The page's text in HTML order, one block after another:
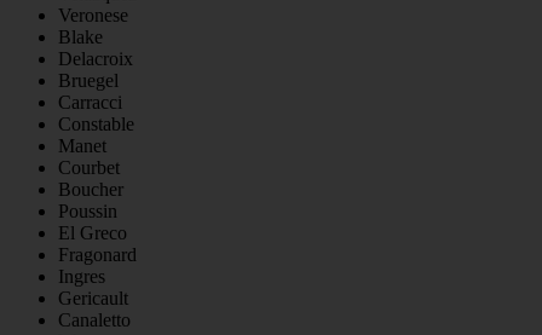
Veronese
Blake
Delacroix
Bruegel
Carracci
Constable
Manet
Courbet
Boucher
Poussin
El Greco
Fragonard
Ingres
Gericault
Canaletto